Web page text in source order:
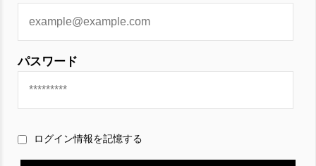
パスワード
ログイン情報を記憶する